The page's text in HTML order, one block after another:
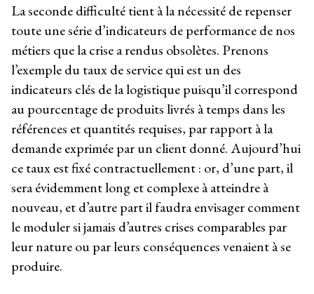
La seconde difficulté tient à la nécessité de repenser
toute une série d’indicateurs de performance de nos
métiers que la crise a rendus obsolètes. Prenons
l’exemple du taux de service qui est un des
indicateurs clés de la logistique puisqu’il correspond
au pourcentage de produits livrés à temps dans les
références et quantités requises, par rapport à la
demande exprimée par un client donné. Aujourd’hui
ce taux est fixé contractuellement : or, d’une part, il
sera évidemment long et complexe à atteindre à
nouveau, et d’autre part il faudra envisager comment
le moduler si jamais d’autres crises comparables par
leur nature ou par leurs conséquences venaient à se
produire.